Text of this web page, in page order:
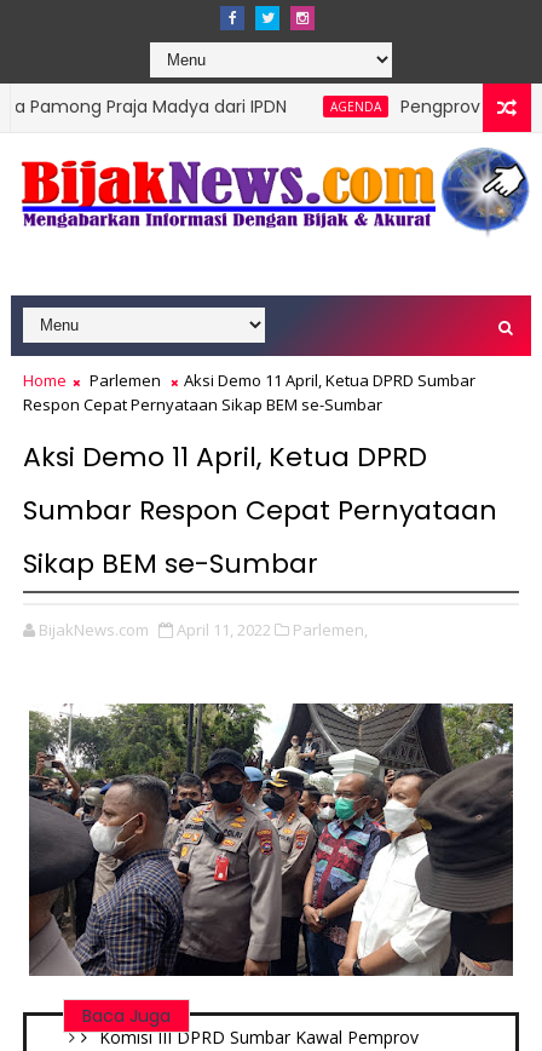
Madya dari IPDN AGENDA Pengprov Squash Indonesia
Home Parlemen
Aksi Demo 11 April, Ketua DPRD Sumbar
Respon Cepat Pernyataan Sikap BEM se-Sumbar
Aksi Demo 11 April, Ketua DPRD
Sumbar Respon Cepat Pernyataan
Sikap BEM se-Sumbar
BijakNews.com April 11, 2022 Parlemen,
Baca Juga
Komisi III DPRD Sumbar Kawal Pemprov